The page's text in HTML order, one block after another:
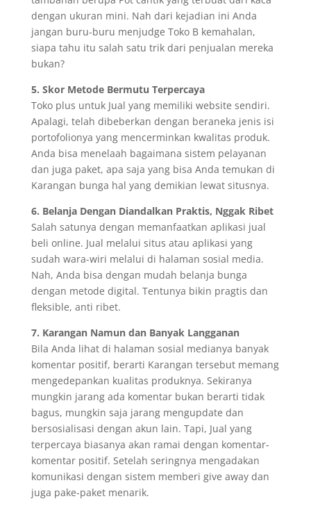
dengan ukuran mini. Nah dari kejadian ini Anda
jangan buru-buru menjudge Toko B kemahalan,
siapa tahu itu salah satu trik dari penjualan mereka
bukan?
5. Skor Metode Bermutu Terpercaya
Toko plus untuk Jual yang memiliki website sendiri.
Apalagi, telah dibeberkan dengan beraneka jenis isi
portofolionya yang mencerminkan kwalitas produk.
Anda bisa menelaah bagaimana sistem pelayanan
dan juga paket, apa saja yang bisa Anda temukan di
Karangan bunga hal yang demikian lewat situsnya.
6. Belanja Dengan Diandalkan Praktis, Nggak Ribet
Salah satunya dengan memanfaatkan aplikasi jual
beli online. Jual melalui situs atau aplikasi yang
sudah wara-wiri melalui di halaman sosial media.
Nah, Anda bisa dengan mudah belanja bunga
dengan metode digital. Tentunya bikin pragtis dan
fleksible, anti ribet.
7. Karangan Namun dan Banyak Langganan
Bila Anda lihat di halaman sosial medianya banyak
komentar positif, berarti Karangan tersebut memang
mengedepankan kualitas produknya. Sekiranya
mungkin jarang ada komentar bukan berarti tidak
bagus, mungkin saja jarang mengupdate dan
bersosialisasi dengan akun lain. Tapi, Jual yang
terpercaya biasanya akan ramai dengan komentar-
komentar positif. Setelah seringnya mengadakan
komunikasi dengan sistem memberi give away dan
juga pake-paket menarik.